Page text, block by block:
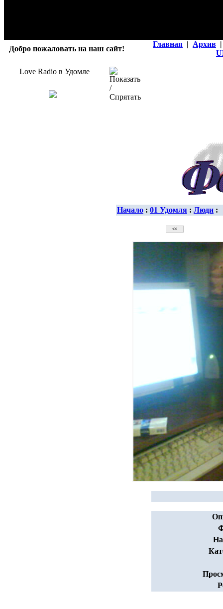
Добро пожаловать на наш сайт!
Главная | Архив |
Love Radio в Удомле
Начало : 01 Удомля : Люди :